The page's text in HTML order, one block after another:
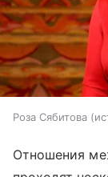
Роза Сябитова
Отношения